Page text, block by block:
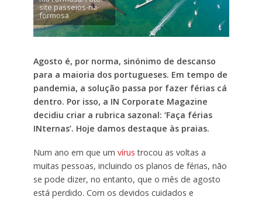
site passeios-ria-
formosa
Agosto é, por norma, sinónimo de descanso
para a maioria dos portugueses. Em tempo de
pandemia, a solução passa por fazer férias cá
dentro. Por isso, a IN Corporate Magazine
decidiu criar a rubrica sazonal: ‘Faça férias
INternas’. Hoje damos destaque às praias.
Num ano em que um vírus trocou as voltas a
muitas pessoas, incluindo os planos de férias, não
se pode dizer, no entanto, que o mês de agosto
está perdido. Com os devidos cuidados e